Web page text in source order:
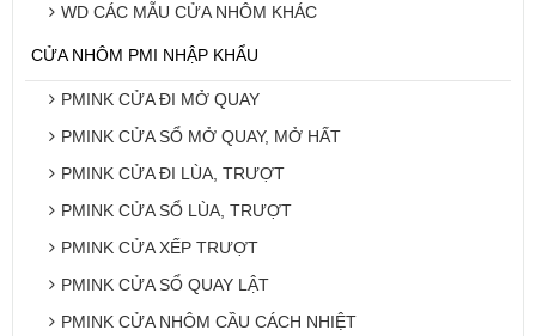
WD CÁC MẪU CỬA NHÔM KHÁC
CỬA NHÔM PMI NHẬP KHẨU
PMINK CỬA ĐI MỞ QUAY
PMINK CỬA SỔ MỞ QUAY, MỞ HẤT
PMINK CỬA ĐI LÙA, TRƯỢT
PMINK CỬA SỔ LÙA, TRƯỢT
PMINK CỬA XẾP TRƯỢT
PMINK CỬA SỔ QUAY LẬT
PMINK CỬA NHÔM CẦU CÁCH NHIỆT